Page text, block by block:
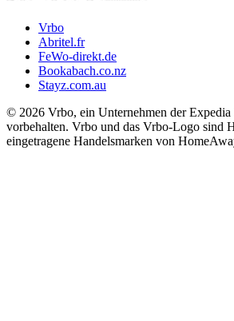
Vrbo
Abritel.fr
FeWo-direkt.de
Bookabach.co.nz
Stayz.com.au
© 2026 Vrbo, ein Unternehmen der
vorbehalten. Vrbo und das Vrbo-Logo sind
eingetragene Handelsmarken von